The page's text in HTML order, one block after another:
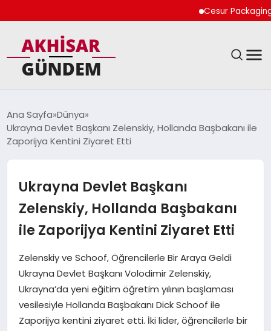
Cesur Packaging,
DÜNYA
TEKNOLOJI
YAŞAM
Ana Sayfa Dünya
Ukrayna Devlet Başkanı Zelenskiy, Hollanda Başbakanı ile
Zaporijya Kentini Ziyaret Etti
Ukrayna Devlet Başkanı
Zelenskiy, Hollanda Başbakanı
ile Zaporijya Kentini Ziyaret Etti
Zelenskiy ve Schoof, Öğrencilerle Bir Araya Geldi
Ukrayna Devlet Başkanı Volodimir Zelenskiy,
Ukrayna’da yeni eğitim öğretim yılının başlaması
vesilesiyle Hollanda Başbakanı Dick Schoof ile
Zaporijya kentini ziyaret etti. İki lider, öğrencilerle bir